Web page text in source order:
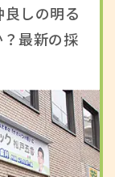
しの明る
最新の採